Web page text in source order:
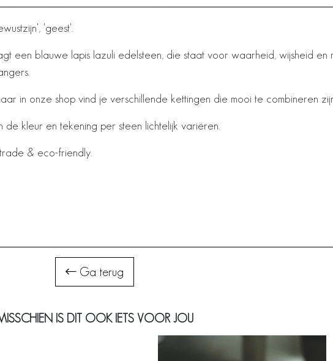
'geest'.
een blauwe lapis lazuli edelsteen, die staat voor waarheid, wijsheid en
in onze shop vind je verschillende kettingen die mooi te combineren
de kleur en tekening per steen lichtelijk variëren.
& eco-friendly.
Ga terug
IS DIT OOK IETS VOOR JOU